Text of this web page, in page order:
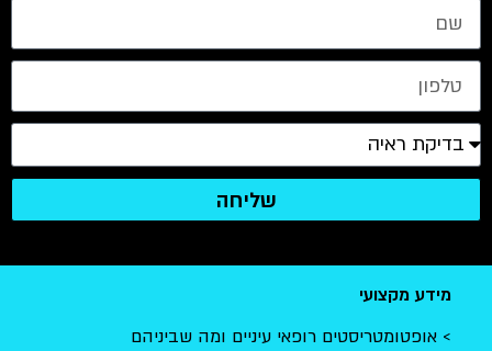
שליחה
מידע מקצועי
אופטומטריסטים רופאי עיניים ומה שביניהם